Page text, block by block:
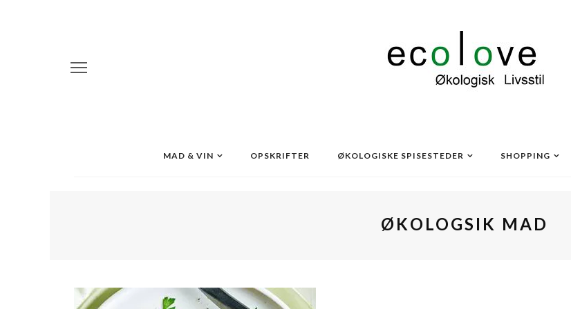
MAD & VIN OPSKRIFTER ØKOLOGISKE SPISESTEDER SHOPPING
ØKOLOGSIK MAD